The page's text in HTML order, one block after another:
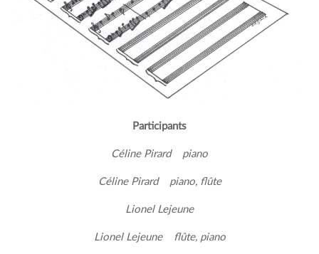
Participants
Céline Pirard piano
Céline Pirard piano, flûte
Lionel Lejeune
Lionel Lejeune flûte, piano